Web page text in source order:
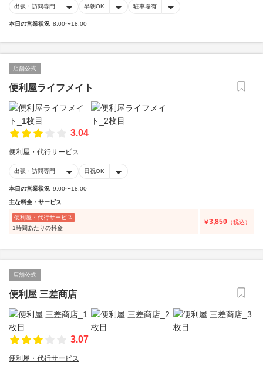
出張・訪問専門 早朝OK 駐車場有
本日の営業状況 8:00〜18:00
店舗公式
便利屋ライフメイト
3.04
便利屋・代行サービス
出張・訪問専門 日祝OK
本日の営業状況 9:00〜18:00
主な料金・サービス
便利屋・代行サービス
1時間あたりの料金
￥3,850 （税込）
店舗公式
便利屋 三差商店
3.07
便利屋・代行サービス